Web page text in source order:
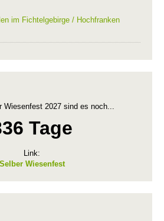
im Fichtelgebirge / Hochfranken
Wiesenfest 2027 sind es noch...
Tage
Link:
Selber Wiesenfest